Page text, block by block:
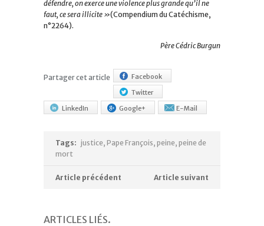
défendre, on exerce une violence plus grande qu’il ne
faut, ce sera illicite »(Compendium du Catéchisme,
n°2264).
Père Cédric Burgun
Partager cet article
Facebook
Twitter
LinkedIn
Google+ E-Mail
Tags: justice, Pape François, peine, peine de
mort
Article précédent Article suivant
ARTICLES LIÉS.